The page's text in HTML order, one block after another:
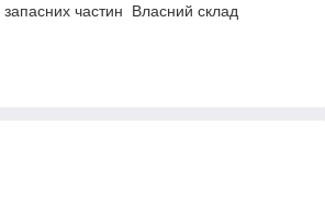
частин Власний склад